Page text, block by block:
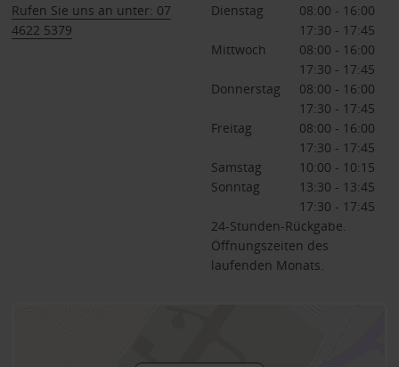
Rufen Sie uns an unter: 07
4622 5379
Dienstag
08:00 - 16:00
17:30 - 17:45
Mittwoch
08:00 - 16:00
17:30 - 17:45
Donnerstag
08:00 - 16:00
17:30 - 17:45
Freitag
08:00 - 16:00
17:30 - 17:45
Samstag
10:00 - 10:15
Sonntag
13:30 - 13:45
17:30 - 17:45
24-Stunden-Rückgabe.
Öffnungszeiten des
laufenden Monats.